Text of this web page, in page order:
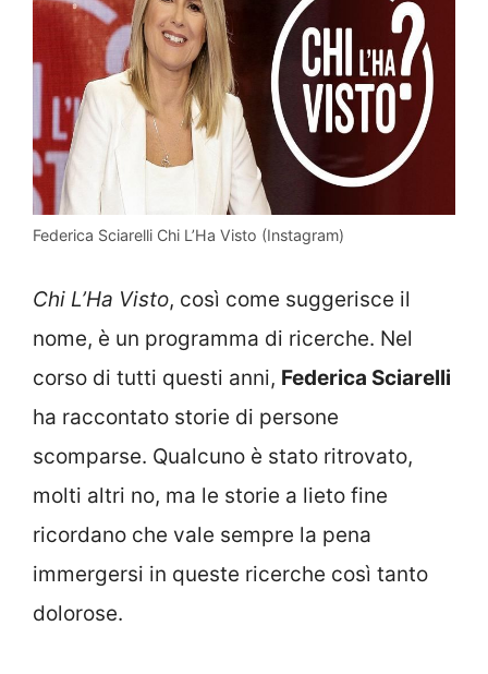
Federica Sciarelli Chi L’Ha Visto (Instagram)
Chi L’Ha Visto, così come suggerisce il
nome, è un programma di ricerche. Nel
corso di tutti questi anni, Federica Sciarelli
ha raccontato storie di persone
scomparse. Qualcuno è stato ritrovato,
molti altri no, ma le storie a lieto fine
ricordano che vale sempre la pena
immergersi in queste ricerche così tanto
dolorose.